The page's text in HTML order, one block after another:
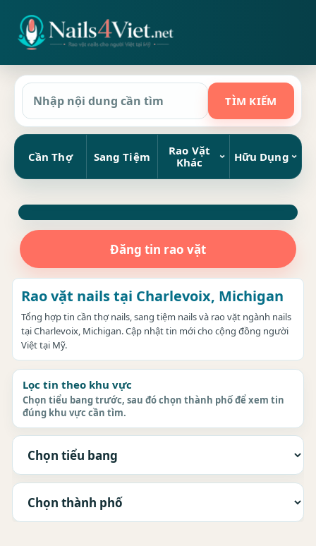
Cần Thợ Sang Tiệm
Rao Vặt
Khác
Hữu Dụng
Đăng tin rao vặt
Rao vặt nails tại Charlevoix, Michigan
Tổng hợp tin cần thợ nails, sang tiệm nails và rao vặt ngành nails
tại Charlevoix, Michigan. Cập nhật tin mới cho cộng đồng người
Việt tại Mỹ.
Lọc tin theo khu vực
Chọn tiểu bang trước, sau đó chọn thành phố để xem tin
đúng khu vực cần tìm.